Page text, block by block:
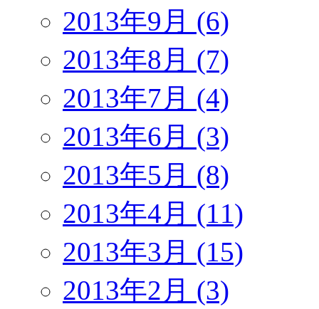
2013年9月 (6)
2013年8月 (7)
2013年7月 (4)
2013年6月 (3)
2013年5月 (8)
2013年4月 (11)
2013年3月 (15)
2013年2月 (3)